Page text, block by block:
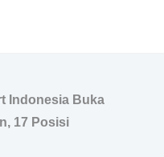
Indonesia Buka
17 Posisi